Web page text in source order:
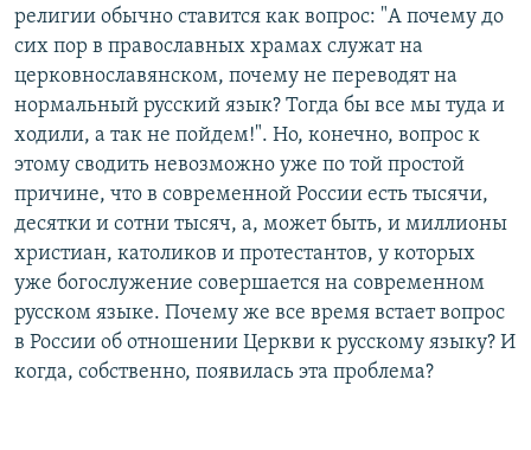
религии обычно ставится как вопрос: "А почему до
сих пор в православных храмах служат на
церковнославянском, почему не переводят на
нормальный русский язык? Тогда бы все мы туда и
ходили, а так не пойдем!". Но, конечно, вопрос к
этому сводить невозможно уже по той простой
причине, что в современной России есть тысячи,
десятки и сотни тысяч, а, может быть, и миллионы
христиан, католиков и протестантов, у которых
уже богослужение совершается на современном
русском языке. Почему же все время встает вопрос
в России об отношении Церкви к русскому языку? И
когда, собственно, появилась эта проблема?